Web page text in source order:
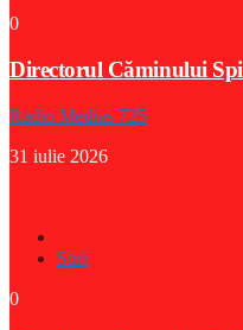
0
Directorul Căminului
Radio Medias 725
31 iulie 2026
Stiri
0